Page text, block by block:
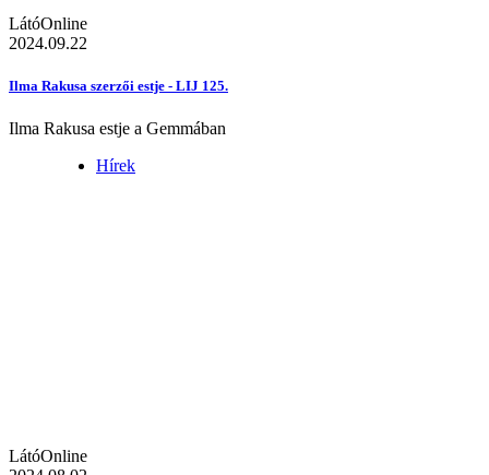
LátóOnline
2024.09.22
Ilma Rakusa szerzői estje - LIJ 125.
Ilma Rakusa estje a Gemmában
Hírek
LátóOnline